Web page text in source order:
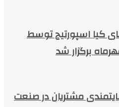
کیا اسپورتیج توسط
برگزار شد
مشتریان در صنعت